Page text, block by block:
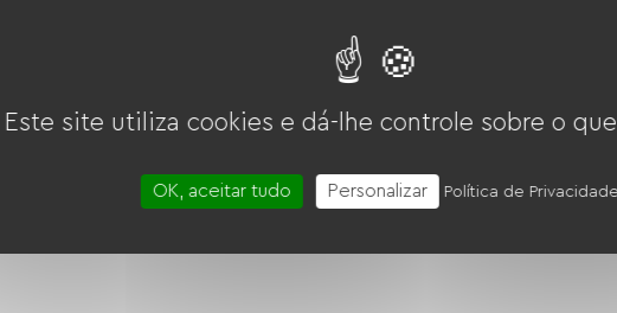
Micro-ondas Quatro
Este site utiliza cookies e dá-lhe controle sobre o
OK, aceitar tudo Personalizar Política de Privacidade